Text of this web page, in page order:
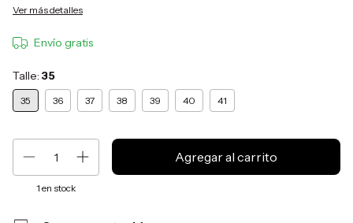
Ver más detalles
Envío gratis
Talle: 35
35 36 37 38 39 40 41
1 en stock